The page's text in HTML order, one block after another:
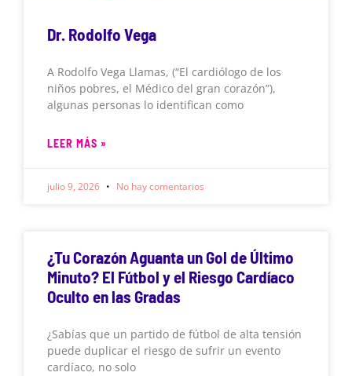
Dr. Rodolfo Vega
A Rodolfo Vega Llamas, (“El cardiólogo de los
niños pobres, el Médico del gran corazón”),
algunas personas lo identifican como
LEER MÁS »
julio 9, 2026 No hay comentarios
¿Tu Corazón Aguanta un Gol de Último
Minuto? El Fútbol y el Riesgo Cardíaco
Oculto en las Gradas
¿Sabías que un partido de fútbol de alta tensión
puede duplicar el riesgo de sufrir un evento
cardíaco, no solo